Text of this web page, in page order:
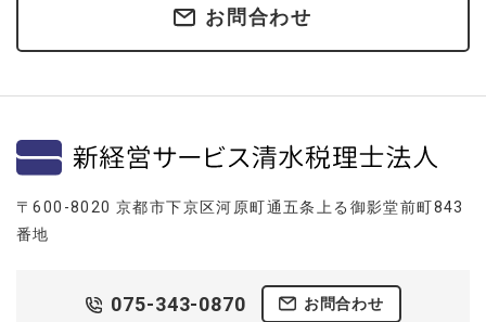
お問合わせ
〒600-8020 京都市下京区河原町通五条上る御影堂前町843
番地
075-343-0870 お問合わせ